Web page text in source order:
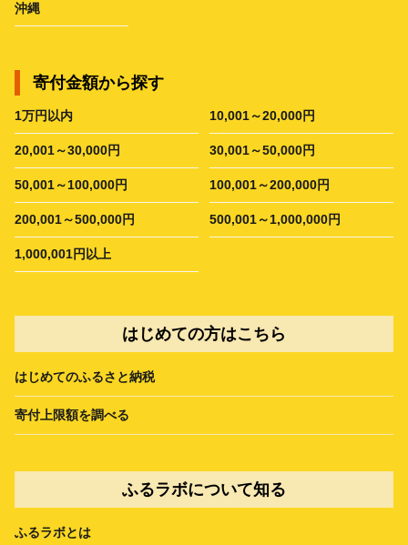
沖縄
寄付金額から探す
1万円以内 10,001～20,000円
20,001～30,000円 30,001～50,000円
50,001～100,000円 100,001～200,000円
200,001～500,000円 500,001～1,000,000円
1,000,001円以上
はじめての方はこちら
はじめてのふるさと納税
寄付上限額を調べる
ふるラボについて知る
ふるラボとは